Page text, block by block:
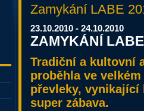
Zamykání LABE
23.10.2010 - 24.10.2010
ZAMYKÁNÍ
Tradiční a kultovní
proběhla ve
převleky, vynikající
super zábava.